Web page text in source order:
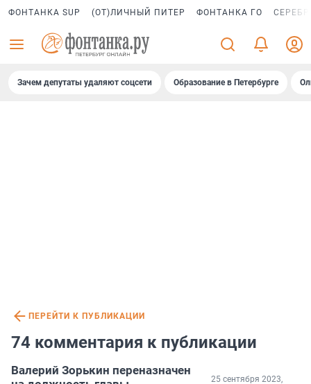
ФОНТАНКА SUP (ОТ)ЛИЧНЫЙ ПИТЕР ФОНТАНКА ГО
Зачем депутаты удаляют соцсети Образование в Петербурге
ПЕРЕЙТИ К ПУБЛИКАЦИИ
74 комментария к публикации
Валерий Зорькин переназначен
25 сентября 2023,